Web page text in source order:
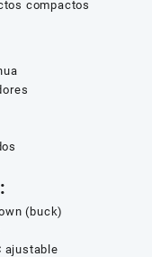
compactos
(buck)
ajustable